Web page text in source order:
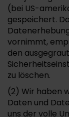
(bei US-
gespeichert.
vornimmt,
den
zu löschen.
(2) Wir haben
Daten und
uns der volle